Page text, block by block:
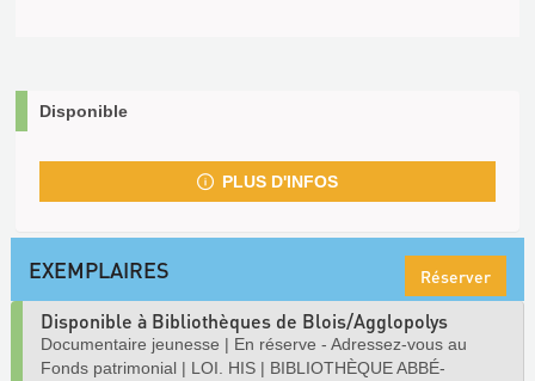
Disponible
PLUS D'INFOS
EXEMPLAIRES Réserver
Disponible à Bibliothèques de Blois/Agglopolys
Documentaire jeunesse | En réserve - Adressez-vous au
Fonds patrimonial | LOI. HIS | BIBLIOTHÈQUE ABBÉ-